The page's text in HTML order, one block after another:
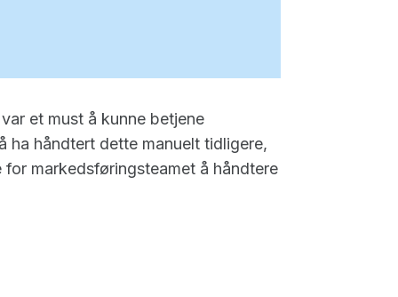
et must å kunne betjene
ha håndtert dette manuelt tidligere,
markedsføringsteamet å håndtere